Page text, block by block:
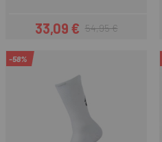
Preu
33,09 €Preu regular
54,95 €
-58%